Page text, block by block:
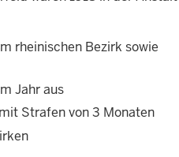
rheinischen Bezirk sowie
Jahr aus
Strafen von 3 Monaten